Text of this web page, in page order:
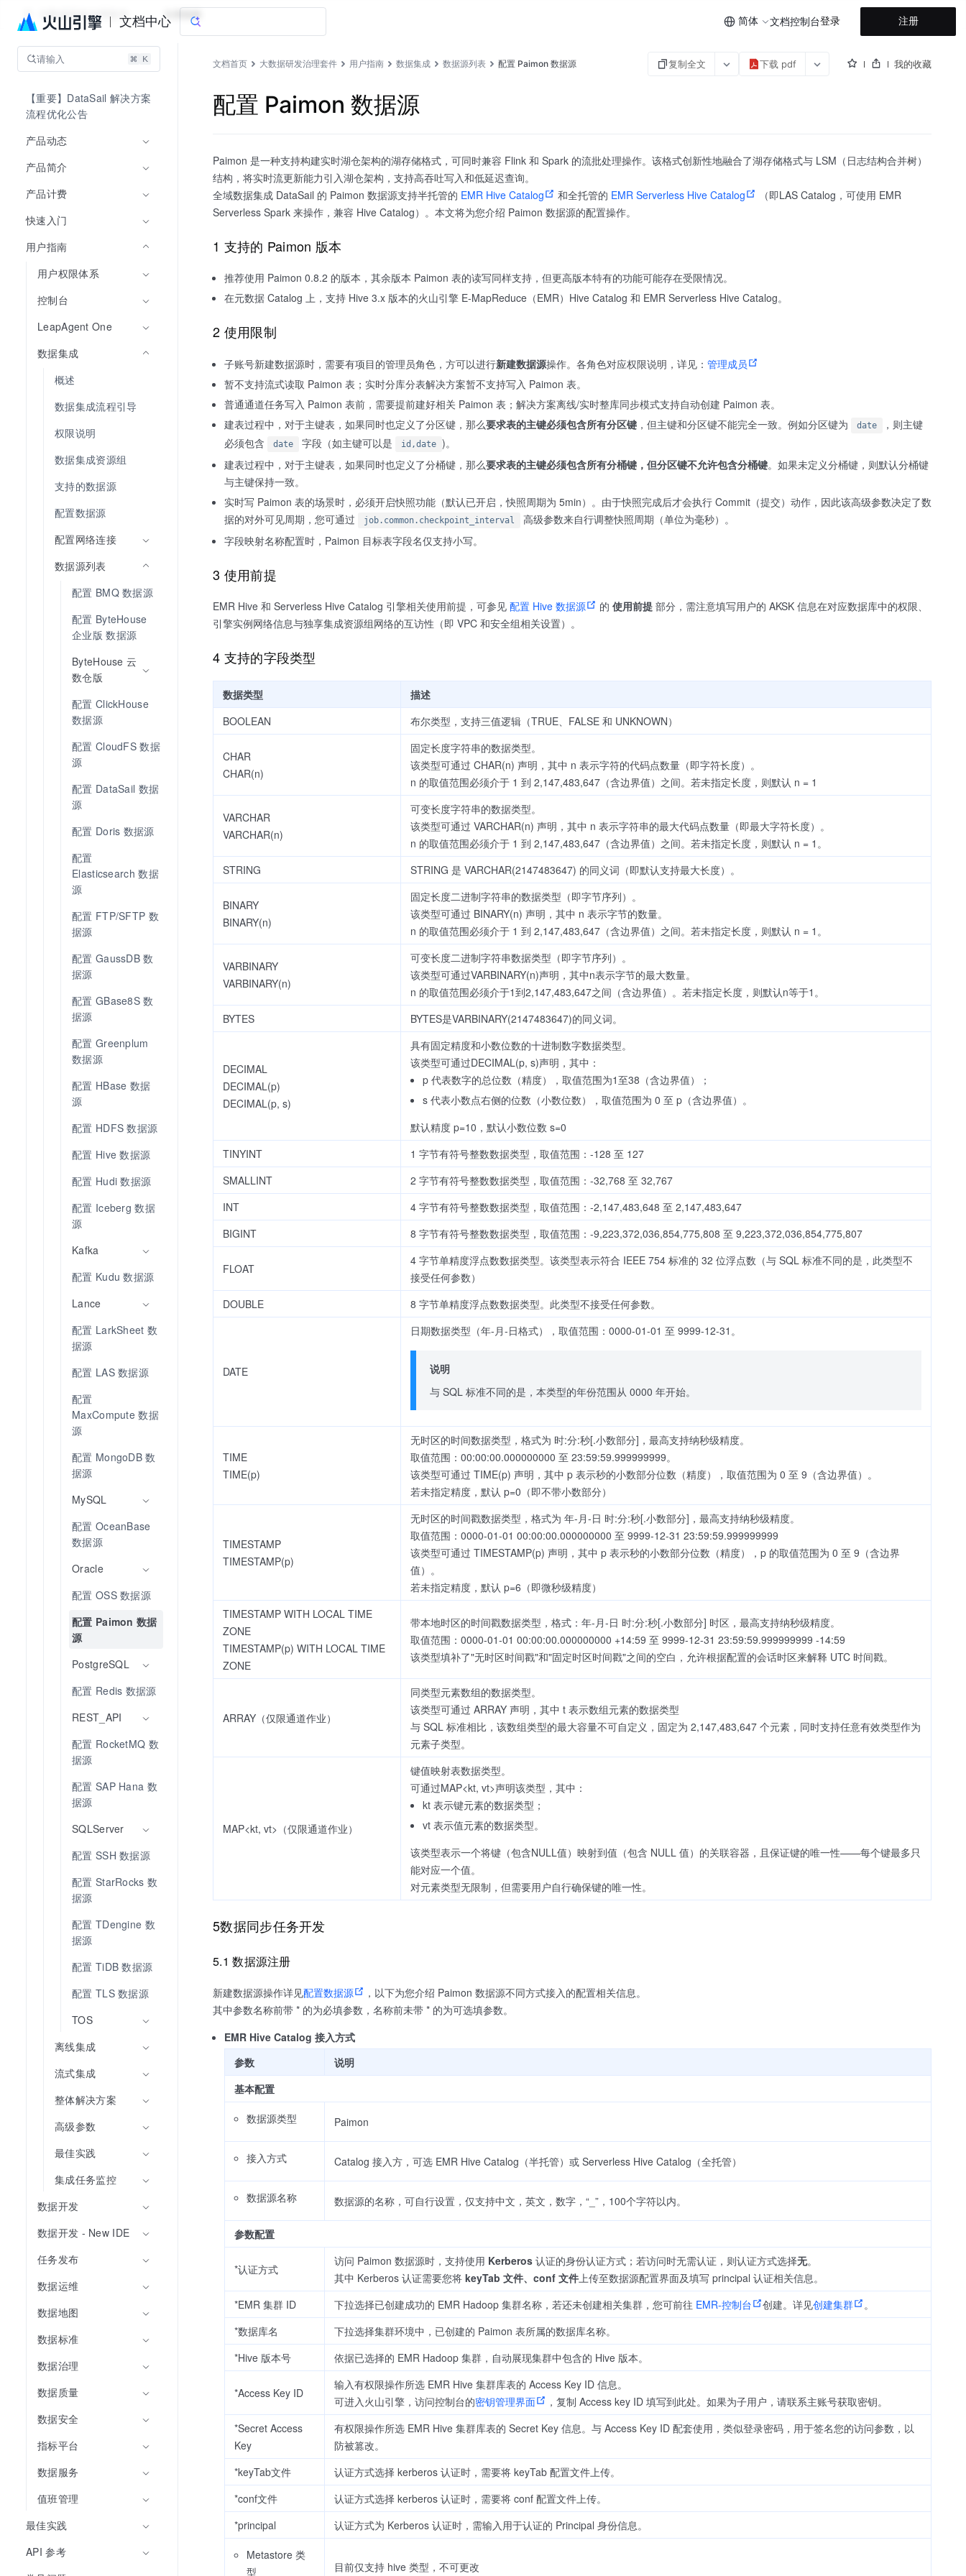
文档中心 简体 文档控制台登录 注册
大数据研发治理套件 文档指南
请输入
【重要】DataSail 解决方案
流程优化公告
产品动态
产品简介
产品计费
快速入门
用户指南
用户权限体系
控制台
LeapAgent One
数据集成
概述
数据集成流程引导
权限说明
数据集成资源组
支持的数据源
配置数据源
配置网络连接
数据源列表
配置 BMQ 数据源
配置 ByteHouse
企业版 数据源
ByteHouse 云
数仓版
配置 ClickHouse
数据源
配置 CloudFS 数据
源
配置 DataSail 数据
源
配置 Doris 数据源
配置
Elasticsearch 数据
源
配置 FTP/SFTP 数
据源
配置 GaussDB 数
据源
配置 GBase8S 数
据源
配置 Greenplum
数据源
配置 HBase 数据
源
配置 HDFS 数据源
配置 Hive 数据源
配置 Hudi 数据源
配置 Iceberg 数据
源
Kafka
配置 Kudu 数据源
Lance
配置 LarkSheet 数
据源
配置 LAS 数据源
配置
MaxCompute 数据
源
配置 MongoDB 数
据源
MySQL
配置 OceanBase
数据源
Oracle
配置 OSS 数据源
配置 Paimon 数据
源
PostgreSQL
配置 Redis 数据源
REST_API
配置 RocketMQ 数
据源
配置 SAP Hana 数
据源
SQLServer
配置 SSH 数据源
配置 StarRocks 数
据源
配置 TDengine 数
据源
配置 TiDB 数据源
配置 TLS 数据源
TOS
离线集成
流式集成
整体解决方案
高级参数
最佳实践
集成任务监控
数据开发
数据开发 - New IDE
任务发布
数据运维
数据地图
数据标准
数据治理
数据质量
数据安全
指标平台
数据服务
值班管理
最佳实践
API 参考
文档首页 大数据研发治理套件 用户指南 数据集成 数据源列表 配置 Paimon 数据源 复制全文 下载 pdf 我的收藏
配置 Paimon 数据源
Paimon 是一种支持构建实时湖仓架构的湖存储格式，可同时兼容 Flink 和 Spark 的流批处理操作。该格式创新性地融合了湖存储格式与 LSM（日志结构合并树）
结构，将实时流更新能力引入湖仓架构，支持高吞吐写入和低延迟查询。
全域数据集成 DataSail 的 Paimon 数据源支持半托管的 EMR Hive Catalog 和全托管的 EMR Serverless Hive Catalog
（即LAS Catalog，可使用 EMR
Serverless Spark 来操作，兼容 Hive Catalog）。本文将为您介绍 Paimon 数据源的配置操作。
1 支持的 Paimon 版本
推荐使用 Paimon 0.8.2 的版本，其余版本 Paimon 表的读写同样支持，但更高版本特有的功能可能存在受限情况。
在元数据 Catalog 上，支持 Hive 3.x 版本的火山引擎 E-MapReduce（EMR）Hive Catalog 和 EMR Serverless Hive Catalog。
2 使用限制
子账号新建数据源时，需要有项目的管理员角色，方可以进行新建数据源操作。各角色对应权限说明，详见： 管理成员
暂不支持流式读取 Paimon 表；实时分库分表解决方案暂不支持写入 Paimon 表。
普通通道任务写入 Paimon 表前，需要提前建好相关 Paimon 表；解决方案离线/实时整库同步模式支持自动创建 Paimon 表。
建表过程中，对于主键表，如果同时也定义了分区键，那么要求表的主键必须包含所有分区键 ，但主键和分区键不能完全一致。例如分区键为 date
，则主键
必须包含
date 字段（如主键可以是 id,date )。
建表过程中，对于主键表，如果同时也定义了分桶键，那么要求表的主键必须包含所有分桶键，但分区键不允许包含分桶键。如果未定义分桶键，则默认分桶键
与主键保持一致。
实时写 Paimon 表的场景时，必须开启快照功能（默认已开启，快照周期为 5min）。由于快照完成后才会执行 Commit（提交）动作，因此该高级参数决定了数
据的对外可见周期，您可通过
job.common.checkpoint_interval
高级参数来自行调整快照周期（单位为毫秒）。
字段映射名称配置时，Paimon 目标表字段名仅支持小写。
3 使用前提
EMR Hive 和 Serverless Hive Catalog 引擎相关使用前提，可参见 配置 Hive 数据源 的 使用前提 部分，需注意填写用户的 AKSK 信息在对应数据库中的权限、
引擎实例网络信息与独享集成资源组网络的互访性（即 VPC 和安全组相关设置）。
4 支持的字段类型
数据类型
描述
BOOLEAN
布尔类型，支持三值逻辑（TRUE、FALSE 和 UNKNOWN）
CHAR
CHAR(n)
固定长度字符串的数据类型。
该类型可通过 CHAR(n) 声明，其中 n 表示字符的代码点数量（即字符长度）。
n 的取值范围必须介于 1 到 2,147,483,647（含边界值）之间。若未指定长度，则默认 n = 1
VARCHAR
VARCHAR(n)
可变长度字符串的数据类型。
该类型可通过 VARCHAR(n) 声明，其中 n 表示字符串的最大代码点数量（即最大字符长度）。
n 的取值范围必须介于 1 到 2,147,483,647（含边界值）之间。若未指定长度，则默认 n = 1。
STRING
STRING 是 VARCHAR(2147483647) 的同义词（即默认支持最大长度）。
BINARY
BINARY(n)
固定长度二进制字符串的数据类型（即字节序列）。
该类型可通过 BINARY(n) 声明，其中 n 表示字节的数量。
n 的取值范围必须介于 1 到 2,147,483,647（含边界值）之间。若未指定长度，则默认 n = 1。
VARBINARY
VARBINARY(n)
可变长度二进制字符串数据类型（即字节序列）。
该类型可通过VARBINARY(n)声明，其中n表示字节的最大数量。
n 的取值范围必须介于1到2,147,483,647之间（含边界值）。若未指定长度，则默认n等于1。
BYTES
BYTES是VARBINARY(2147483647)的同义词。
DECIMAL
DECIMAL(p)
DECIMAL(p, s)
具有固定精度和小数位数的十进制数字数据类型。
该类型可通过DECIMAL(p, s)声明，其中：
p 代表数字的总位数（精度），取值范围为1至38（含边界值）；
s 代表小数点右侧的位数（小数位数），取值范围为 0 至 p（含边界值）。
默认精度 p=10，默认小数位数 s=0
TINYINT
1 字节有符号整数数据类型，取值范围：-128 至 127
SMALLINT
2 字节有符号整数数据类型，取值范围：-32,768 至 32,767
INT
4 字节有符号整数数据类型，取值范围：-2,147,483,648 至 2,147,483,647
BIGINT
8 字节有符号整数数据类型，取值范围：-9,223,372,036,854,775,808 至 9,223,372,036,854,775,807
FLOAT
4 字节单精度浮点数数据类型。该类型表示符合 IEEE 754 标准的 32 位浮点数（与 SQL 标准不同的是，此类型不
接受任何参数）
DOUBLE
8 字节单精度浮点数数据类型。此类型不接受任何参数。
DATE
日期数据类型（年-月-日格式），取值范围：0000-01-01 至 9999-12-31。
说明
与 SQL 标准不同的是，本类型的年份范围从 0000 年开始。
TIME
TIME(p)
无时区的时间数据类型，格式为 时:分:秒[.小数部分]，最高支持纳秒级精度。
取值范围：00:00:00.000000000 至 23:59:59.999999999。
该类型可通过 TIME(p) 声明，其中 p 表示秒的小数部分位数（精度），取值范围为 0 至 9（含边界值）。
若未指定精度，默认 p=0（即不带小数部分）
TIMESTAMP
TIMESTAMP(p)
无时区的时间戳数据类型，格式为 年-月-日 时:分:秒[.小数部分]，最高支持纳秒级精度。
取值范围：0000-01-01 00:00:00.000000000 至 9999-12-31 23:59:59.999999999
该类型可通过 TIMESTAMP(p) 声明，其中 p 表示秒的小数部分位数（精度），p 的取值范围为 0 至 9（含边界
值）。
若未指定精度，默认 p=6（即微秒级精度）
TIMESTAMP WITH LOCAL TIME
ZONE
TIMESTAMP(p) WITH LOCAL TIME
ZONE
带本地时区的时间戳数据类型，格式：年-月-日 时:分:秒[.小数部分] 时区，最高支持纳秒级精度。
取值范围：0000-01-01 00:00:00.000000000 +14:59 至 9999-12-31 23:59:59.999999999 -14:59
该类型填补了"无时区时间戳"和"固定时区时间戳"之间的空白，允许根据配置的会话时区来解释 UTC 时间戳。
ARRAY （仅限通道作业）
同类型元素数组的数据类型。
该类型可通过 ARRAY 声明，其中 t 表示数组元素的数据类型
与 SQL 标准相比，该数组类型的最大容量不可自定义，固定为 2,147,483,647 个元素，同时支持任意有效类型作为
元素子类型。
MAP<kt, vt>（仅限通道作业）
键值映射表数据类型。
可通过MAP<kt, vt>声明该类型，其中：
kt 表示键元素的数据类型；
vt 表示值元素的数据类型。
该类型表示一个将键（包含NULL值）映射到值（包含 NULL 值）的关联容器，且保证键的唯一性——每个键最多只
能对应一个值。
对元素类型无限制，但需要用户自行确保键的唯一性。
5数据同步任务开发
5.1 数据源注册
新建数据源操作详见配置数据源
，以下为您介绍 Paimon 数据源不同方式接入的配置相关信息。
其中参数名称前带 * 的为必填参数，名称前未带 * 的为可选填参数。
EMR Hive Catalog 接入方式
参数
说明
基本配置
数据源类型 Paimon
接入方式 Catalog 接入方，可选 EMR Hive Catalog（半托管）或 Serverless Hive Catalog（全托管）
数据源名称 数据源的名称，可自行设置，仅支持中文，英文，数字，“_”，100个字符以内。
参数配置
*认证方式
访问 Paimon 数据源时，支持使用 Kerberos 认证的身份认证方式；若访问时无需认证，则认证方式选择无。
其中 Kerberos 认证需要您将 keyTab 文件、conf 文件 上传至数据源配置界面及填写 principal 认证相关信息。
*EMR 集群 ID
下拉选择已创建成功的 EMR Hadoop 集群名称，若还未创建相关集群，您可前往 EMR-控制台 创建。详见创建集群
。
*数据库名
下拉选择集群环境中，已创建的 Paimon 表所属的数据库名称。
*Hive 版本号
依据已选择的 EMR Hadoop 集群，自动展现集群中包含的 Hive 版本。
*Access Key ID
输入有权限操作所选 EMR Hive 集群库表的 Access Key ID 信息。
可进入火山引擎，访问控制台的密钥管理界面
，复制 Access key ID 填写到此处。如果为子用户，请联系主账号获取密钥。
*Secret Access
Key
有权限操作所选 EMR Hive 集群库表的 Secret Key 信息。与 Access Key ID 配套使用，类似登录密码，用于签名您的访问参数，以
防被篡改。
*keyTab文件
认证方式选择 kerberos 认证时，需要将 keyTab 配置文件上传。
*conf文件
认证方式选择 kerberos 认证时，需要将 conf 配置文件上传。
*principal
认证方式为 Kerberos 认证时，需输入用于认证的 Principal 身份信息。
Metastore 类
型
目前仅支持 hive 类型，不可更改